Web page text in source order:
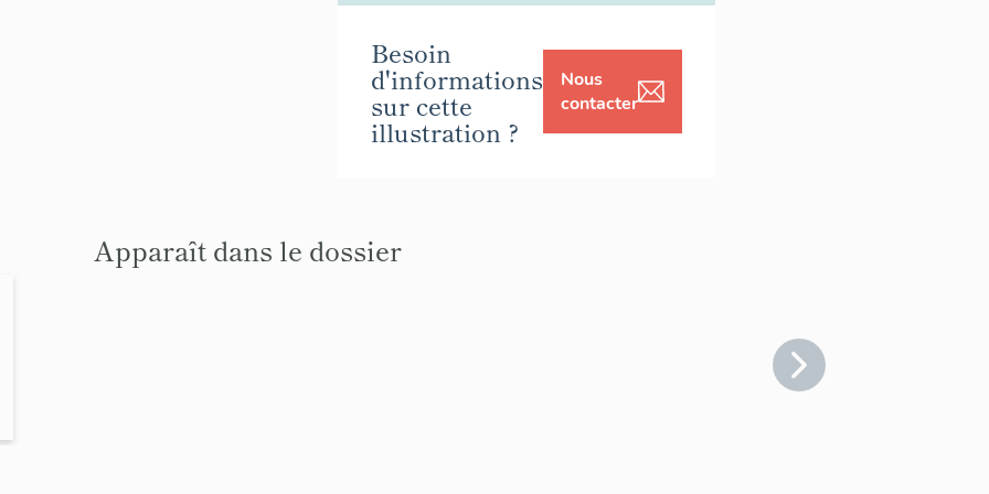
Besoin
d'informations
sur cette
illustration ?
Nous
contacter
Apparaît dans le dossier